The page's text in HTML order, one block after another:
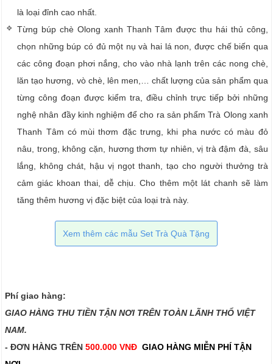
là loại đỉnh cao nhất.
Từng búp chè Olong xanh Thanh Tâm được thu hái thủ công,
chọn những búp có đủ một nụ và hai lá non, được chế biến qua
các công đoạn phơi nắng, cho vào nhà lạnh trên các nong chè,
lăn tạo hương, vò chè, lên men,… chất lượng của sản phẩm qua
từng công đoạn được kiểm tra, điều chỉnh trực tiếp bởi những
nghệ nhân đầy kinh nghiệm để cho ra sản phẩm Trà Olong xanh
Thanh Tâm có mùi thơm đặc trưng, khi pha nước có màu đỏ
nâu, trong, không cặn, hương thơm tự nhiên, vị trà đậm đà, sâu
lắng, không chát, hậu vị ngọt thanh, tạo cho người thưởng trà
cảm giác khoan thai, dễ chịu. Cho thêm một lát chanh sẽ làm
tăng thêm hương vị đặc biệt của loại trà này.
Xem thêm các mẫu Set Trà Quà Tặng
Phí giao hàng:
GIAO HÀNG THU TIỀN TẬN NƠI TRÊN TOÀN LÃNH THỔ VIỆT
NAM.​​
- ĐƠN HÀNG TRÊN500.000 VNĐ GIAO HÀNG MIỄN PHÍ TẬN